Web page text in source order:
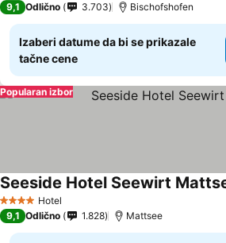
9,1 Odlično 3.703 Bischofshofen
Izaberi datume da bi se prikazale
tačne cene
Popularan izbor
4 ZvezdiceHotel
Seeside Hotel Seewirt
9,1 Odlično 1.828 Mattsee